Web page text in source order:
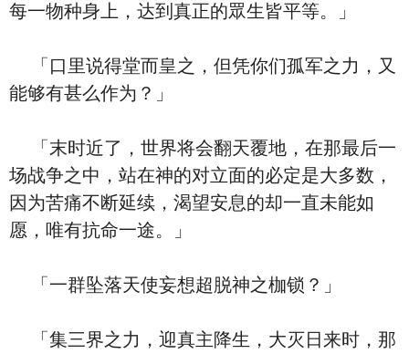
每一物种身上，达到真正的眾生皆平等。」
「口里说得堂而皇之，但凭你们孤军之力，又
能够有甚么作为？」
「末时近了，世界将会翻天覆地，在那最后一
场战争之中，站在神的对立面的必定是大多数，
因为苦痛不断延续，渴望安息的却一直未能如
愿，唯有抗命一途。」
「一群坠落天使妄想超脱神之枷锁？」
「集三界之力，迎真主降生，大灭日来时，那